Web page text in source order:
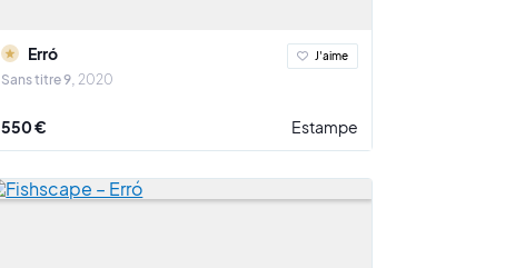
Erró
Sans titre 9 2020
J'aime
550 € Estampe